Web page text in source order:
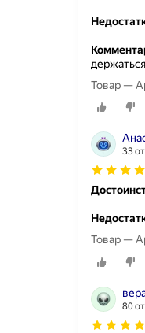
Товар —
33
Товар —
80